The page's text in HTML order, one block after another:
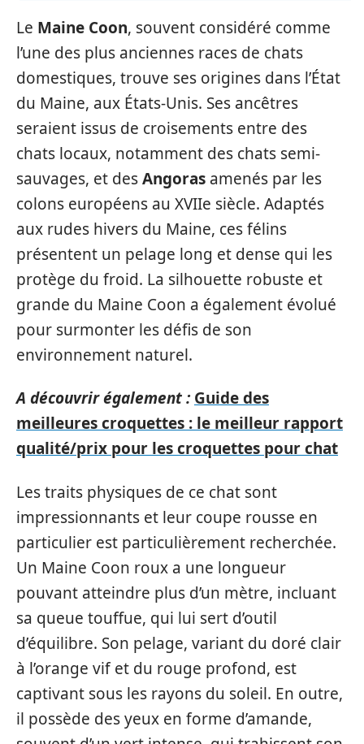
Le Maine Coon, souvent considéré comme
l’une des plus anciennes races de chats
domestiques, trouve ses origines dans l’État
du Maine, aux États-Unis. Ses ancêtres
seraient issus de croisements entre des
chats locaux, notamment des chats semi-
sauvages, et desAngoras amenés par les
colons européens au XVIIe siècle. Adaptés
aux rudes hivers du Maine, ces félins
présentent un pelage long et dense qui les
protège du froid. La silhouette robuste et
grande du Maine Coon a également évolué
pour surmonter les défis de son
environnement naturel.
A découvrir également : Guide des
meilleures croquettes : le meilleur rapport
qualité/prix pour les croquettes pour chat
Les traits physiques de ce chat sont
impressionnants et leur coupe rousse en
particulier est particulièrement recherchée.
Un Maine Coon roux a une longueur
pouvant atteindre plus d’un mètre, incluant
sa queue touffue, qui lui sert d’outil
d’équilibre. Son pelage, variant du doré clair
à l’orange vif et du rouge profond, est
captivant sous les rayons du soleil. En outre,
il possède des yeux en forme d’amande,